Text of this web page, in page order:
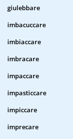
giulebbare
imbacuccare
imbiaccare
imbracare
impaccare
impasticcare
impiccare
imprecare